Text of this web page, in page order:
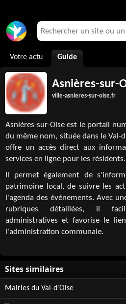
Votre actu Guide
Asnières-sur-
ville-asnieres-sur-oise.fr
Asnières-sur-Oise est le portail
du même nom, située dans le Val-
offre un accès direct aux
services en ligne pour les résidents.
Il permet également de
patrimoine local, de suivre les
l'agenda des événements. Avec
rubriques détaillées, il
administratives et favorise le
l'administration communale.
Mairies du Val-d'Oise